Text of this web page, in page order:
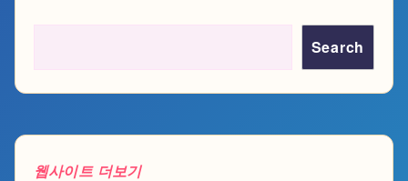
Search
웹사이트 더보기